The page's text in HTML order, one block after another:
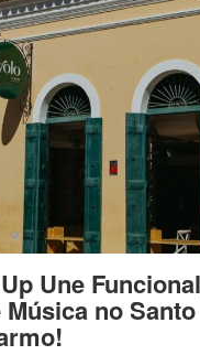
Une
no